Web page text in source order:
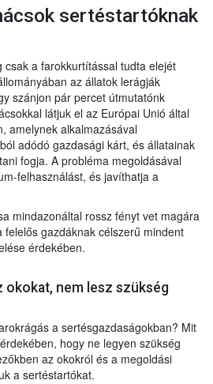
sertéstartóknak
csak a farokkurtítással tudta elejét
az állatok lerágják
szánjon pár percet útmutatónk
látjuk el az Európai Unió által
amelynek alkalmazásával
adódó gazdasági kárt, és állatainak
fogja. A probléma megoldásával
felhasználást, és javíthatja a
mindazonáltal rossz fényt vet magára
gazdáknak célszerű mindent
érdekében.
okokat, nem lesz szükség
a sertésgazdaságokban? Mit
hogy ne legyen szükség
az okokról és a megoldási
a sertéstartókat.